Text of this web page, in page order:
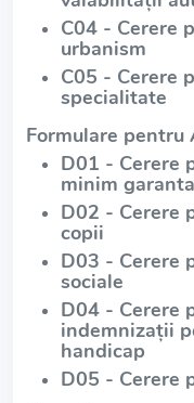
C04 - Cerere
urbanism
C05 - Cerere
specialitate
Formulare pentru
D01 - Cerere
minim
D02 - Cerere
copii
D03 - Cerere
sociale
D04 - Cerere
indemnizații
handicap
D05 - Cerere